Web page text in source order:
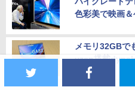
色彩美で映画
メモリ32GBで
yzen搭載